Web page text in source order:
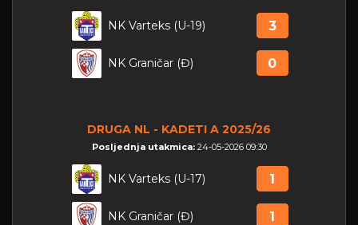
NK Varteks (U-19) 3
NK Graničar (Đ) 0
DRUGA NL - KADETI A 2025/26
Posljednja utakmica: 24-05-2026 09:30
NK Varteks (U-17) 1
NK Graničar (Đ) 1